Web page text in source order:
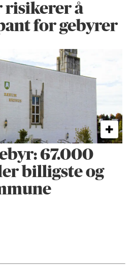
risikerer å
for gebyrer
67.000
billigste og